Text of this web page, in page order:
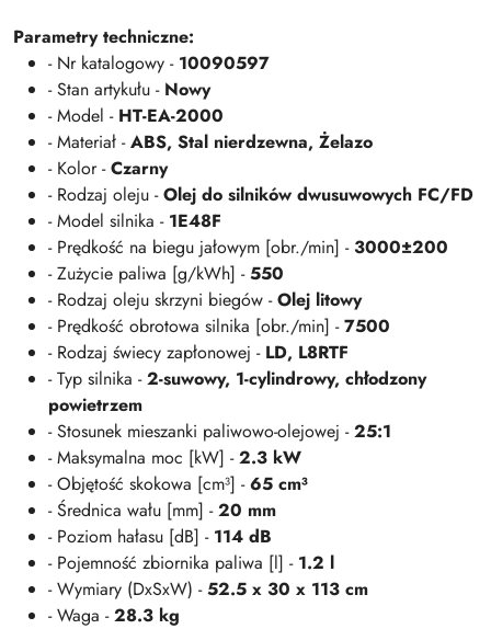
Parametry techniczne:
- Nr katalogowy - 10090597
- Stan artykułu - Nowy
- Model - HT-EA-2000
- Materiał -ABS, Stal nierdzewna, Żelazo
- Kolor -Czarny
- Rodzaj oleju -Olej do silników dwusuwowych FC/FD
- Model silnika - 1E48F
- Prędkość na biegu jałowym [obr./min] -3000±200
- Zużycie paliwa [g/kWh] -550
- Rodzaj oleju skrzyni biegów -Olej litowy
- Prędkość obrotowa silnika [obr./min] -7500
- Rodzaj świecy zapłonowej - LD, L8RTF
- Typ silnika -2-suwowy, 1-cylindrowy, chłodzony
powietrzem
- Stosunek mieszanki paliwowo-olejowej -25:1
- Maksymalna moc [kW] -2.3 kW
- Objętość skokowa [cm³] -65 cm³
- Średnica wału [mm] -20 mm
- Poziom hałasu [dB] - 114 dB
- Pojemność zbiornika paliwa [l] - 1.2 l
- Wymiary (DxSxW) -52.5 x 30 x 113 cm
- Waga -28.3 kg